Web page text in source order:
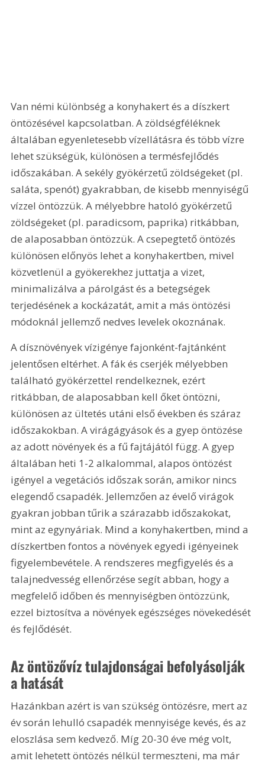
Van némi különbség a konyhakert és a díszkert
öntözésével kapcsolatban. A zöldségféléknek
általában egyenletesebb vízellátásra és több vízre
lehet szükségük, különösen a termésfejlődés
időszakában. A sekély gyökérzetű zöldségeket (pl.
saláta, spenót) gyakrabban, de kisebb mennyiségű
vízzel öntözzük. A mélyebbre hatoló gyökérzetű
zöldségeket (pl. paradicsom, paprika) ritkábban,
de alaposabban öntözzük. A csepegtető öntözés
különösen előnyös lehet a konyhakertben, mivel
közvetlenül a gyökerekhez juttatja a vizet,
minimalizálva a párolgást és a betegségek
terjedésének a kockázatát, amit a más öntözési
módoknál jellemző nedves levelek okoznának.
A dísznövények vízigénye fajonként-fajtánként
jelentősen eltérhet. A fák és cserjék mélyebben
található gyökérzettel rendelkeznek, ezért
ritkábban, de alaposabban kell őket öntözni,
különösen az ültetés utáni első években és száraz
időszakokban. A virágágyások és a gyep öntözése
az adott növények és a fű fajtájától függ. A gyep
általában heti 1-2 alkalommal, alapos öntözést
igényel a vegetációs időszak során, amikor nincs
elegendő csapadék. Jellemzően az évelő virágok
gyakran jobban tűrik a szárazabb időszakokat,
mint az egynyáriak. Mind a konyhakertben, mind a
díszkertben fontos a növények egyedi igényeinek
figyelembevétele. A rendszeres megfigyelés és a
talajnedvesség ellenőrzése segít abban, hogy a
megfelelő időben és mennyiségben öntözzünk,
ezzel biztosítva a növények egészséges növekedését
és fejlődését.
Az öntözővíz tulajdonságai befolyásolják
a hatását
Hazánkban azért is van szükség öntözésre, mert az
év során lehulló csapadék mennyisége kevés, és az
eloszlása sem kedvező. Míg 20-30 éve még volt,
amit lehetett öntözés nélkül termeszteni, ma már